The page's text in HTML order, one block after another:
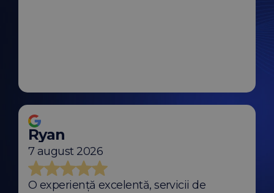
Ryan
7 august 2026
O experiență excelentă, servicii de